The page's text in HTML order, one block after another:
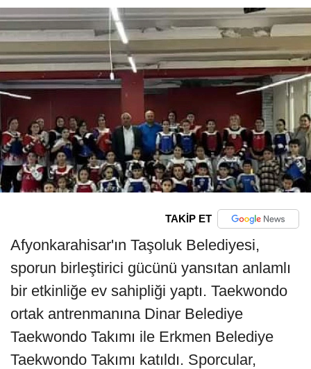
TAKİP ET
Afyonkarahisar'ın Taşoluk Belediyesi,
sporun birleştirici gücünü yansıtan anlamlı
bir etkinliğe ev sahipliği yaptı. Taekwondo
ortak antrenmanına Dinar Belediye
Taekwondo Takımı ile Erkmen Belediye
Taekwondo Takımı katıldı. Sporcular,